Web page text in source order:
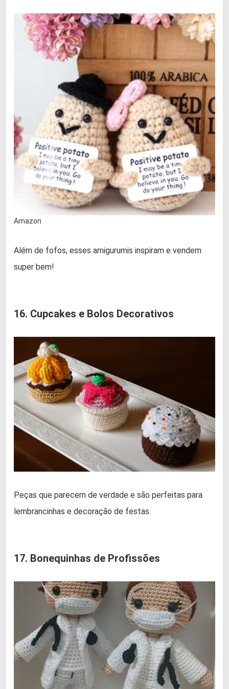
Amazon
Além de fofos, esses amigurumis inspiram e vendem
super bem!
16. Cupcakes e Bolos Decorativos
Peças que parecem de verdade e são perfeitas para
lembrancinhas e decoração de festas.
17. Bonequinhas de Profissões